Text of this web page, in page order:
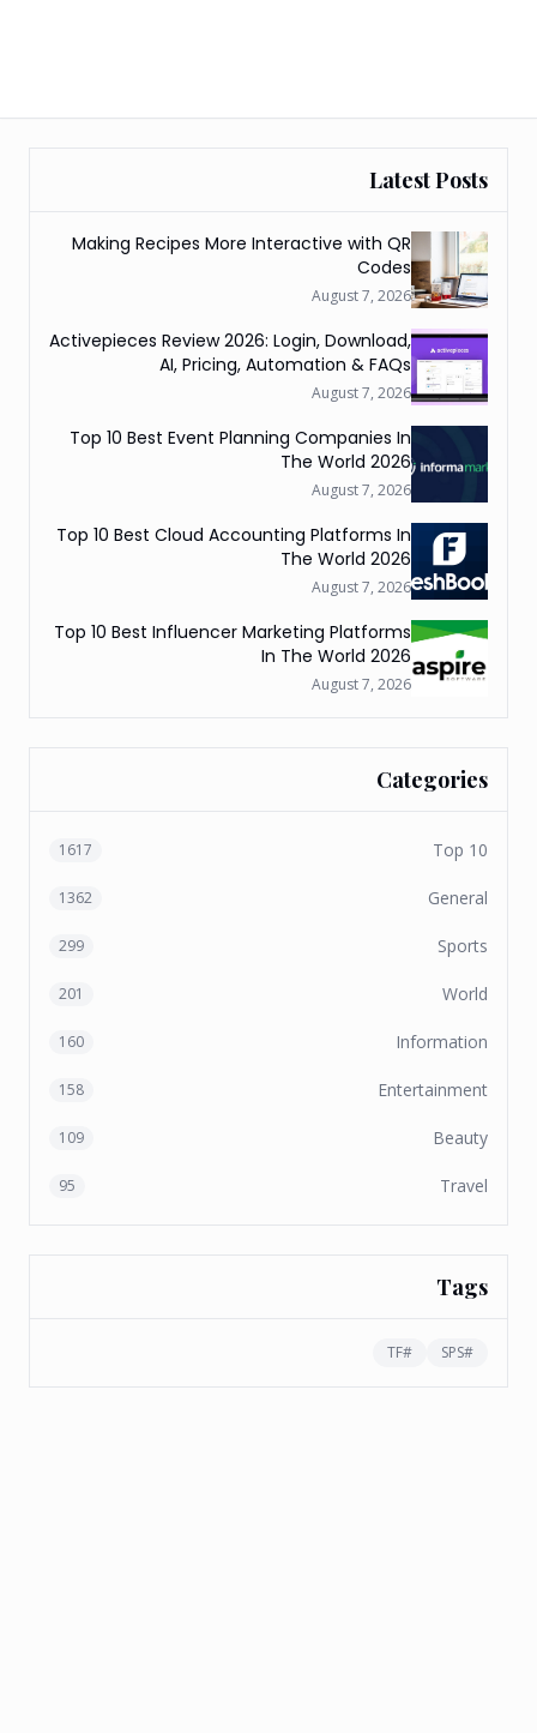
Latest Posts
Making Recipes More Interactive with QR
Codes
August 7, 2026
Activepieces Review 2026: Login, Download,
AI, Pricing, Automation & FAQs
August 7, 2026
Top 10 Best Event Planning Companies In
The World 2026
August 7, 2026
Top 10 Best Cloud Accounting Platforms In
The World 2026
August 7, 2026
Top 10 Best Influencer Marketing Platforms
In The World 2026
August 7, 2026
Categories
Top 10
1617
General
1362
Sports
299
World
201
Information
160
Entertainment
158
Beauty
109
Travel
95
Tags
#
SPS
#
TF